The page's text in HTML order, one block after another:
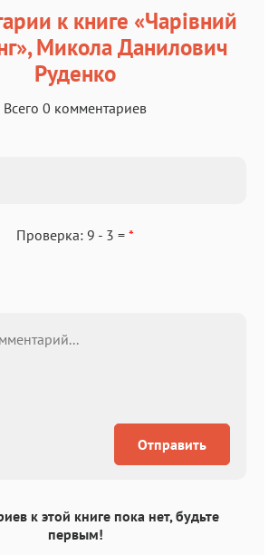
к книге «Чарівний
Микола Данилович
Руденко
Всего 0 комментариев
Проверка: 9 - 3 = *
Отправить
к этой книге пока нет, будьте
первым!